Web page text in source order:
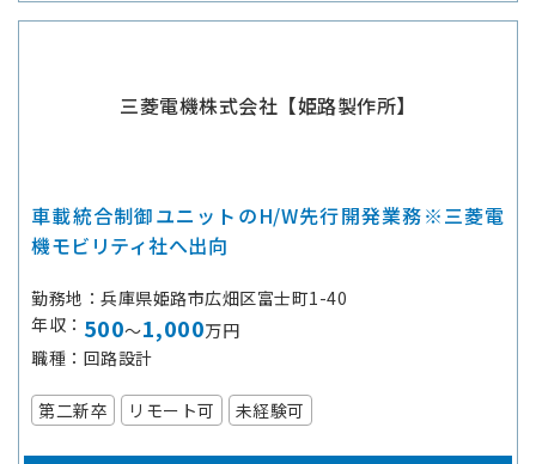
三菱電機株式会社【姫路製作所】
車載統合制御ユニットのH/W先行開発業務※三菱電
機モビリティ社へ出向
勤務地
兵庫県姫路市広畑区富士町1-40
年収
500～1,000万円
職種
回路設計
第二新卒 リモート可 未経験可